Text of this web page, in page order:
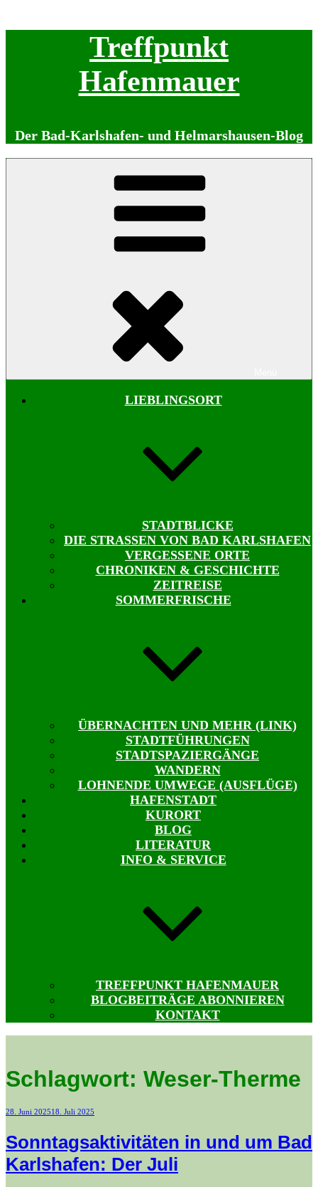
Treffpunkt
Hafenmauer
Der Bad-Karlshafen- und Helmarshausen-Blog
LIEBLINGSORT
STADTBLICKE
DIE STRASSEN VON BAD KARLSHAFEN
VERGESSENE ORTE
CHRONIKEN & GESCHICHTE
ZEITREISE
SOMMERFRISCHE
ÜBERNACHTEN UND MEHR (LINK)
STADTFÜHRUNGEN
STADTSPAZIERGÄNGE
WANDERN
LOHNENDE UMWEGE (AUSFLÜGE)
HAFENSTADT
KURORT
BLOG
LITERATUR
INFO & SERVICE
TREFFPUNKT HAFENMAUER
BLOGBEITRÄGE ABONNIEREN
KONTAKT
Schlagwort: Weser-Therme
Veröffentlicht
28. Juni 202518. Juli 2025
Sonntagsaktivitäten in und um Bad
Karlshafen: Der Juli